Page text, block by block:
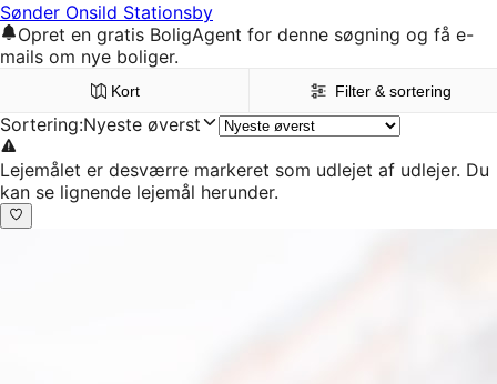
Sønder Onsild Stationsby
Opret en gratis BoligAgent for denne søgning og få e-
mails om nye boliger.
Kort Filter & sortering
Sortering:Nyeste øverst
Lejemålet er desværre markeret som udlejet af udlejer. Du
kan se lignende lejemål herunder.